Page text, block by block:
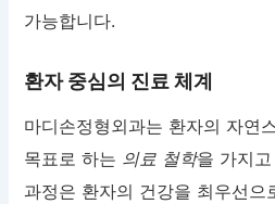
가능합니다.
환자 중심의 진료 체계
마디손정형외과는 환자의 자연
목표로 하는 의료 철학을 가지
과정은 환자의 건강을 최우선으